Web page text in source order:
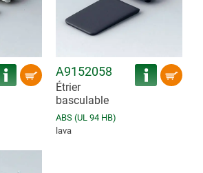
A9152058
Étrier
basculable
ABS (UL 94 HB)
lava